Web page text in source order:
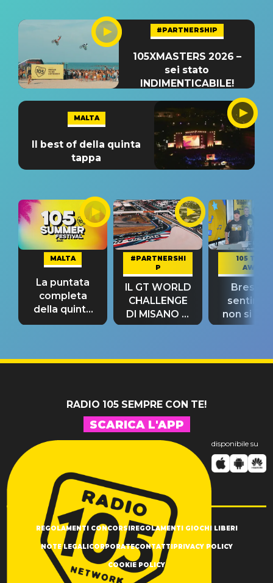
#PARTNERSHIP
105XMASTERS 2026 –
sei stato
INDIMENTICABILE!
MALTA
Il best of della quinta
tappa
MALTA
La puntata
completa
della quinta
tappa
#PARTNERSHI
P
IL GT WORLD
CHALLENGE
DI MISANO si
riconferma
105 TAKE
AWAY
Bresh:
non si
fino alla
RADIO 105 SEMPRE CON TE!
SCARICA L'APP
disponibile su
REGOLAMENTI CONCORSI REGOLAMENTI GIOCHI LIBERI
NOTE LEGALI CORPORATECONTATTI PRIVACY POLICY
COOKIE POLICY